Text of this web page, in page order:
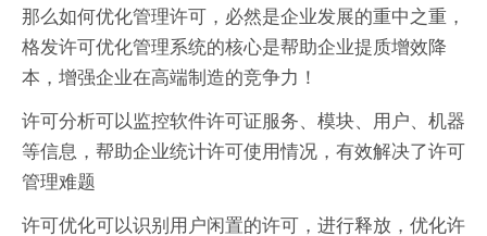
那么如何优化管理许可，必然是企业发展的重中之重，
格发许可优化管理系统的核心是帮助企业提质增效降
本，增强企业在高端制造的竞争力！
许可分析可以监控软件许可证服务、模块、用户、机器
等信息，帮助企业统计许可使用情况，有效解决了许可
管理难题
许可优化可以识别用户闲置的许可，进行释放，优化许